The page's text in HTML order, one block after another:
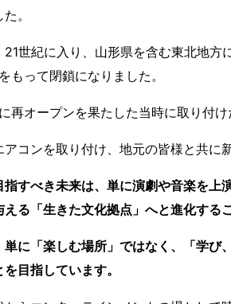
。
21世紀に入り、山形県を含む東北地
もって閉鎖になりました。
再オープンを果たした当時に取り付
アコンを取り付け、地元の皆様と共に
指すべき未来は、単に演劇や音楽を上
る「生きた文化拠点」へと進化する
単に「楽しむ場所」ではなく、「学び
目指しています。